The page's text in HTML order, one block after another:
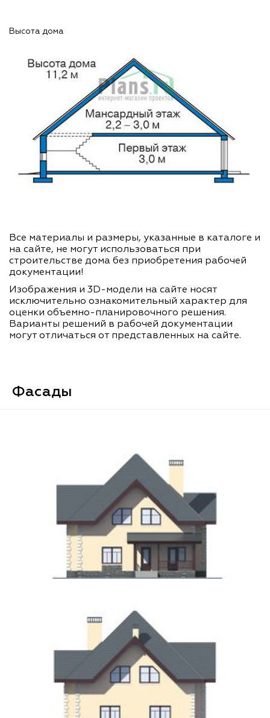
Высота дома
Все материалы и размеры, указанные в каталоге и
на сайте, не могут использоваться при
строительстве дома без приобретения рабочей
документации!
Изображения и 3D-модели на сайте носят
исключительно ознакомительный характер для
оценки объемно-планировочного решения.
Варианты решений в рабочей документации
могут отличаться от представленных на сайте.
Фасады